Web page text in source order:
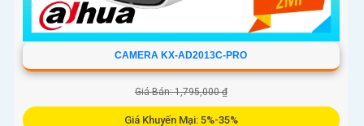
CAMERA KX-AD2013C-PRO
Giá Bán: 1,795,000 ₫
Giá Khuyến Mại: 5%-35%